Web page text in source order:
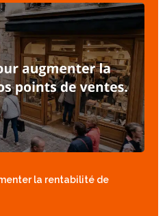
la rentabilité de